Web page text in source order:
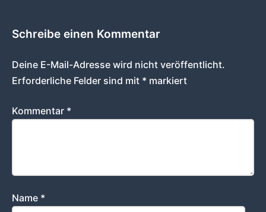
Schreibe einen Kommentar
Deine E-Mail-Adresse wird nicht veröffentlicht.
Erforderliche Felder sind mit * markiert
Kommentar *
Name *